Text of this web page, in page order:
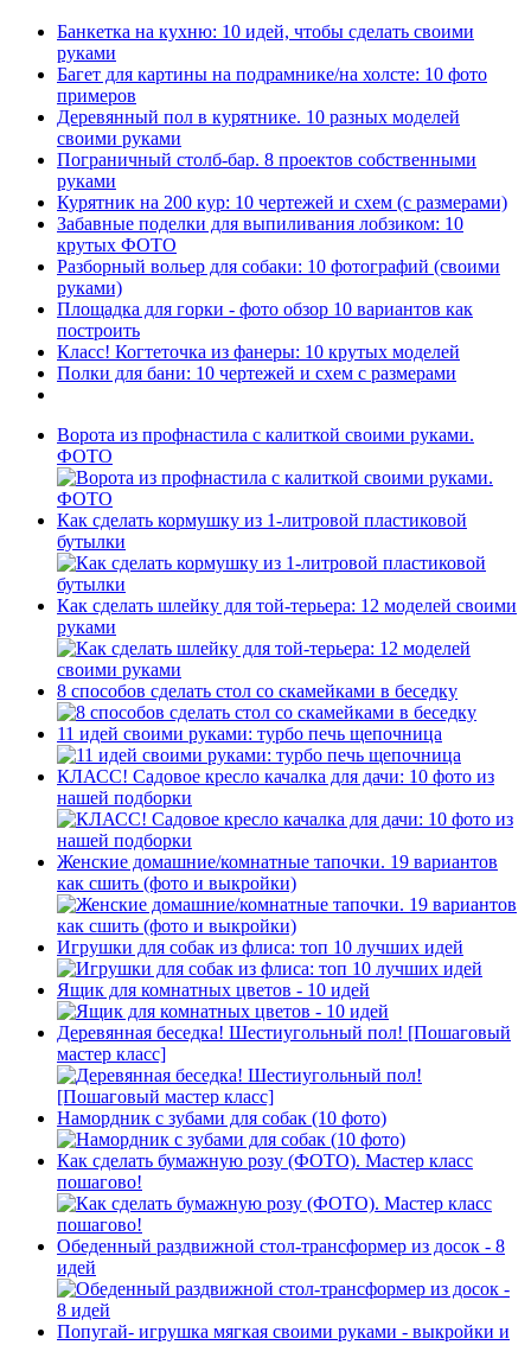
Банкетка на кухню: 10 идей, чтобы сделать своими
руками
Багет для картины на подрамнике/на холсте: 10 фото
примеров
Деревянный пол в курятнике. 10 разных моделей
своими руками
Пограничный столб-бар. 8 проектов собственными
руками
Курятник на 200 кур: 10 чертежей и схем (с размерами)
Забавные поделки для выпиливания лобзиком: 10
крутых ФОТО
Разборный вольер для собаки: 10 фотографий (своими
руками)
Площадка для горки - фото обзор 10 вариантов как
построить
Класс! Когтеточка из фанеры: 10 крутых моделей
Полки для бани: 10 чертежей и схем с размерами
Ворота из профнастила с калиткой своими руками.
ФОТО
Как сделать кормушку из 1-литровой пластиковой
бутылки
Как сделать шлейку для той-терьера: 12 моделей своими
руками
8 способов сделать стол со скамейками в беседку
11 идей своими руками: турбо печь щепочница
КЛАСС! Садовое кресло качалка для дачи: 10 фото из
нашей подборки
Женские домашние/комнатные тапочки. 19 вариантов
как сшить (фото и выкройки)
Игрушки для собак из флиса: топ 10 лучших идей
Ящик для комнатных цветов - 10 идей
Деревянная беседка! Шестиугольный пол! [Пошаговый
мастер класс]
Намордник с зубами для собак (10 фото)
Как сделать бумажную розу (ФОТО). Мастер класс
пошагово!
Обеденный раздвижной стол-трансформер из досок - 8
идей
Попугай- игрушка мягкая своими руками - выкройки и